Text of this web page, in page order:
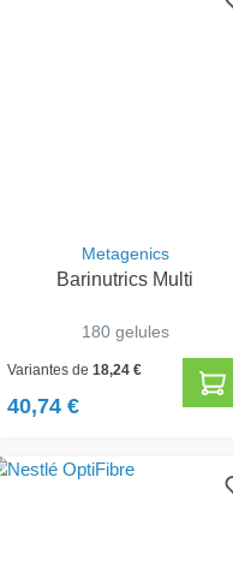
Metagenics
Barinutrics Multi
180 gelules
Variantes de18,24 €
40,74 €